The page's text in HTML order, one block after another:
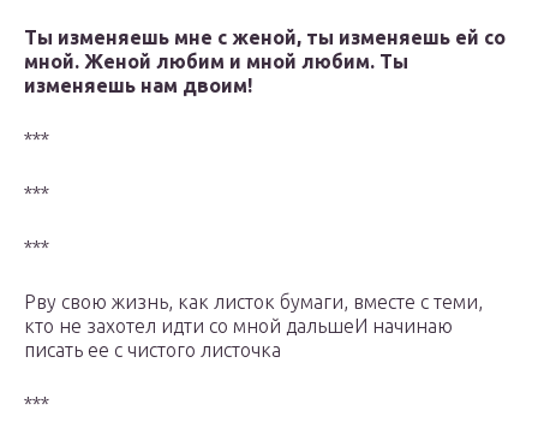
Ты изменяешь мне с женой, ты изменяешь ей со
мной. Женой любим и мной любим. Ты
изменяешь нам двоим!
***
***
***
Рву свою жизнь, как листок бумаги, вместе с теми,
кто не захотел идти со мной дальшеИ начинаю
писать ее с чистого листочка
***